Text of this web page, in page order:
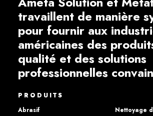
travaillent de manière
pour fournir aux
américaines des
qualité et des solutions
professionnelles
PRODUITS
Abrasif
Nettoyage